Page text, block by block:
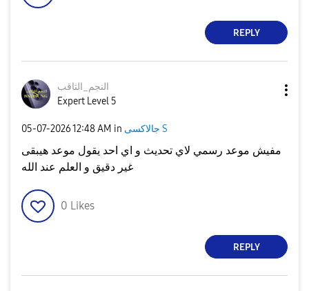
REPLY
النجم_الثاقب
Expert Level 5
‎05-07-202612:48 AM in جالاكسى S
مفيش موعد رسمي لاي تحديث و اي احد يقول موعد هيبقى
غير دقيق و العلم عند الله
0 Likes
REPLY